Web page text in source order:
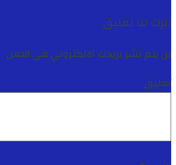
أترك لنا تعليق
لن يتم نشر بريدك الالكتروني في اللعن
تعليق